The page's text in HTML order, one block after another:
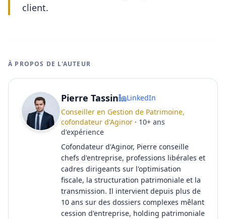
client.
À PROPOS DE L'AUTEUR
Pierre Tassin
LinkedIn
Conseiller en Gestion de Patrimoine,
cofondateur d'Aginor · 10+ ans
d'expérience
Cofondateur d'Aginor, Pierre conseille
chefs d'entreprise, professions libérales et
cadres dirigeants sur l'optimisation
fiscale, la structuration patrimoniale et la
transmission. Il intervient depuis plus de
10 ans sur des dossiers complexes mêlant
cession d'entreprise, holding patrimoniale